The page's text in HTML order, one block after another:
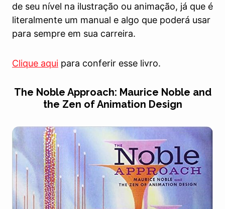
de seu nível na ilustração ou animação, já que é
literalmente um manual e algo que poderá usar
para sempre em sua carreira.
Clique aqui para conferir esse livro.
The Noble Approach: Maurice Noble and
the Zen of Animation Design